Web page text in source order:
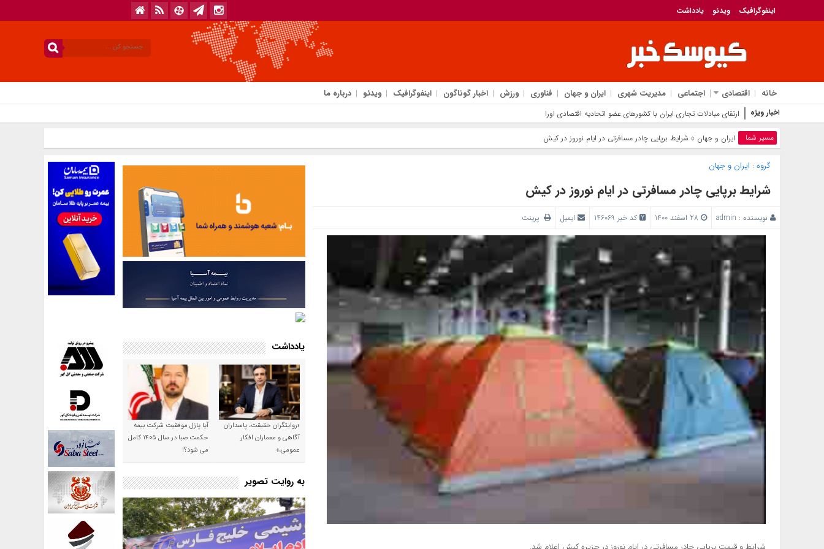
اینفوگرافیک ویدئو یادداشت
خانه اقتصادی اجتماعی مدیریت شهری ایران و جهان فناوری ورزش اخبار گوناگون اینفوگرافیک ویدئو درباره ما
اخبار ویژه ارتقای مبادلات تجاری ایران با کشورهای عضو اتحادیه اقتصادی اوراسیا
مسیر شما ایران و جهان » شرایط برپایی چادر مسافرتی در ایام نوروز در کیش
گروه : ایران و جهان
شرایط برپایی چادر مسافرتی در ایام نوروز در کیش
نویسنده : admin کد خبر 146069 ایمیل پرینت
یادداشت
«روایتگران حقیقت، پاسداران
آگاهی و معماران افکار
عمومی،»
آیا پازل موفقیت شرکت بیمه
حکمت صبا در سال ۱۴۰۵ کامل
می شود؟!
به روایت تصویر